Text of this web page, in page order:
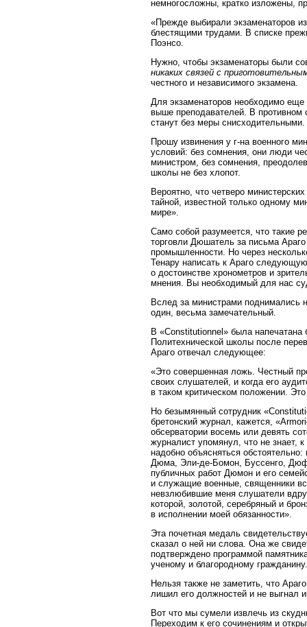
немногосложны, кратко изложены,
«Прежде выбирали экзаменаторов
блестящими трудами. В списке
Поэнсо.
Нужно, чтобы экзаменаторы были
никаких связей с
честного и независимого экзамена.
Для экзаменаторов необходимо
выше преподавателей. В противном
станут без меры снисходительными.
Прошу извинения у г-на военного
условий: без сомнения, они люди
министром, без сомнения,
школы не без хлопот.
Вероятно, что четверо
тайной, известной только одному
мире».
Само собой разумеется, что такие
торговли Дюшатель за письма
промышленности. Но через
Тенару написать к Араго
о достоинстве хронометров и
мнения. Вы необходимый для нас
Вслед за министрами поднимались
один, весьма замечательный.
В «Constitutionnel» была напечатана
Политехнической школы после
Араго отвечал следующее:
«Это совершенная ложь. Честный
своих слушателей, и когда его
в таком критическом положении.
Но безымянный сотрудник
бретонский журнал, кажется,
обсерватории восемь или девять
журналист упомянул, что не знает,
надобно объясняться
Дюма, Эли-де-Бомон, Буссенго,
публичных работ Дюмон и его
и служащие военные, священники
невзлюбившие меня слушатели
которой, золотой, серебряный и
в исполнении моей обязанности».
Эта почетная медаль
сказал о ней ни слова. Она же
подтверждено программой
ученому и благородному
Нельзя также не заметить, что
лишил его должностей и не выгнал
Вот что мы сумели извлечь из
Переходим к его сочинениям и